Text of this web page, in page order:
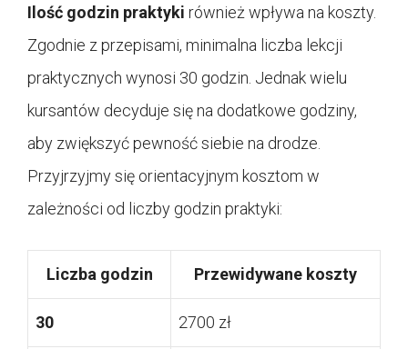
Ilość godzin praktyki również wpływa na koszty.
Zgodnie z przepisami, minimalna liczba lekcji
praktycznych wynosi 30 godzin. Jednak wielu
kursantów decyduje się na dodatkowe godziny,
aby zwiększyć pewność siebie na drodze.
Przyjrzyjmy się orientacyjnym kosztom w
zależności od liczby godzin praktyki:
Liczba godzin Przewidywane koszty
30 2700 zł